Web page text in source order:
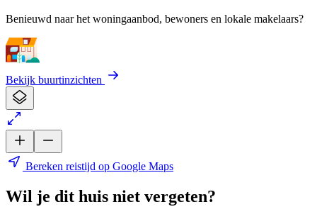
Benieuwd naar het woningaanbod, bewoners en lokale makelaars?
Bekijk buurtinzichten
Bereken reistijd op Google Maps
Wil je dit huis niet vergeten?